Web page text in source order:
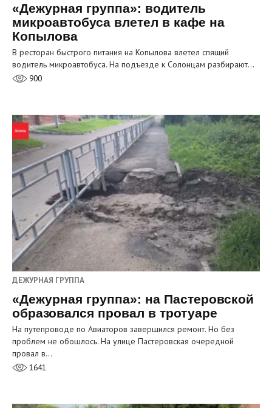
«Дежурная группа»: водитель
микроавтобуса влетел в кафе на
Копылова
В ресторан быстрого питания на Копылова влетел спящий
водитель микроавтобуса. На подъезде к Солонцам разбирают…
900
ДЕЖУРНАЯ ГРУППА
«Дежурная группа»: на Пастеровской
образовался провал в тротуаре
На путепроводе по Авиаторов завершился ремонт. Но без
проблем не обошлось. На улице Пастеровская очередной
провал в…
1641